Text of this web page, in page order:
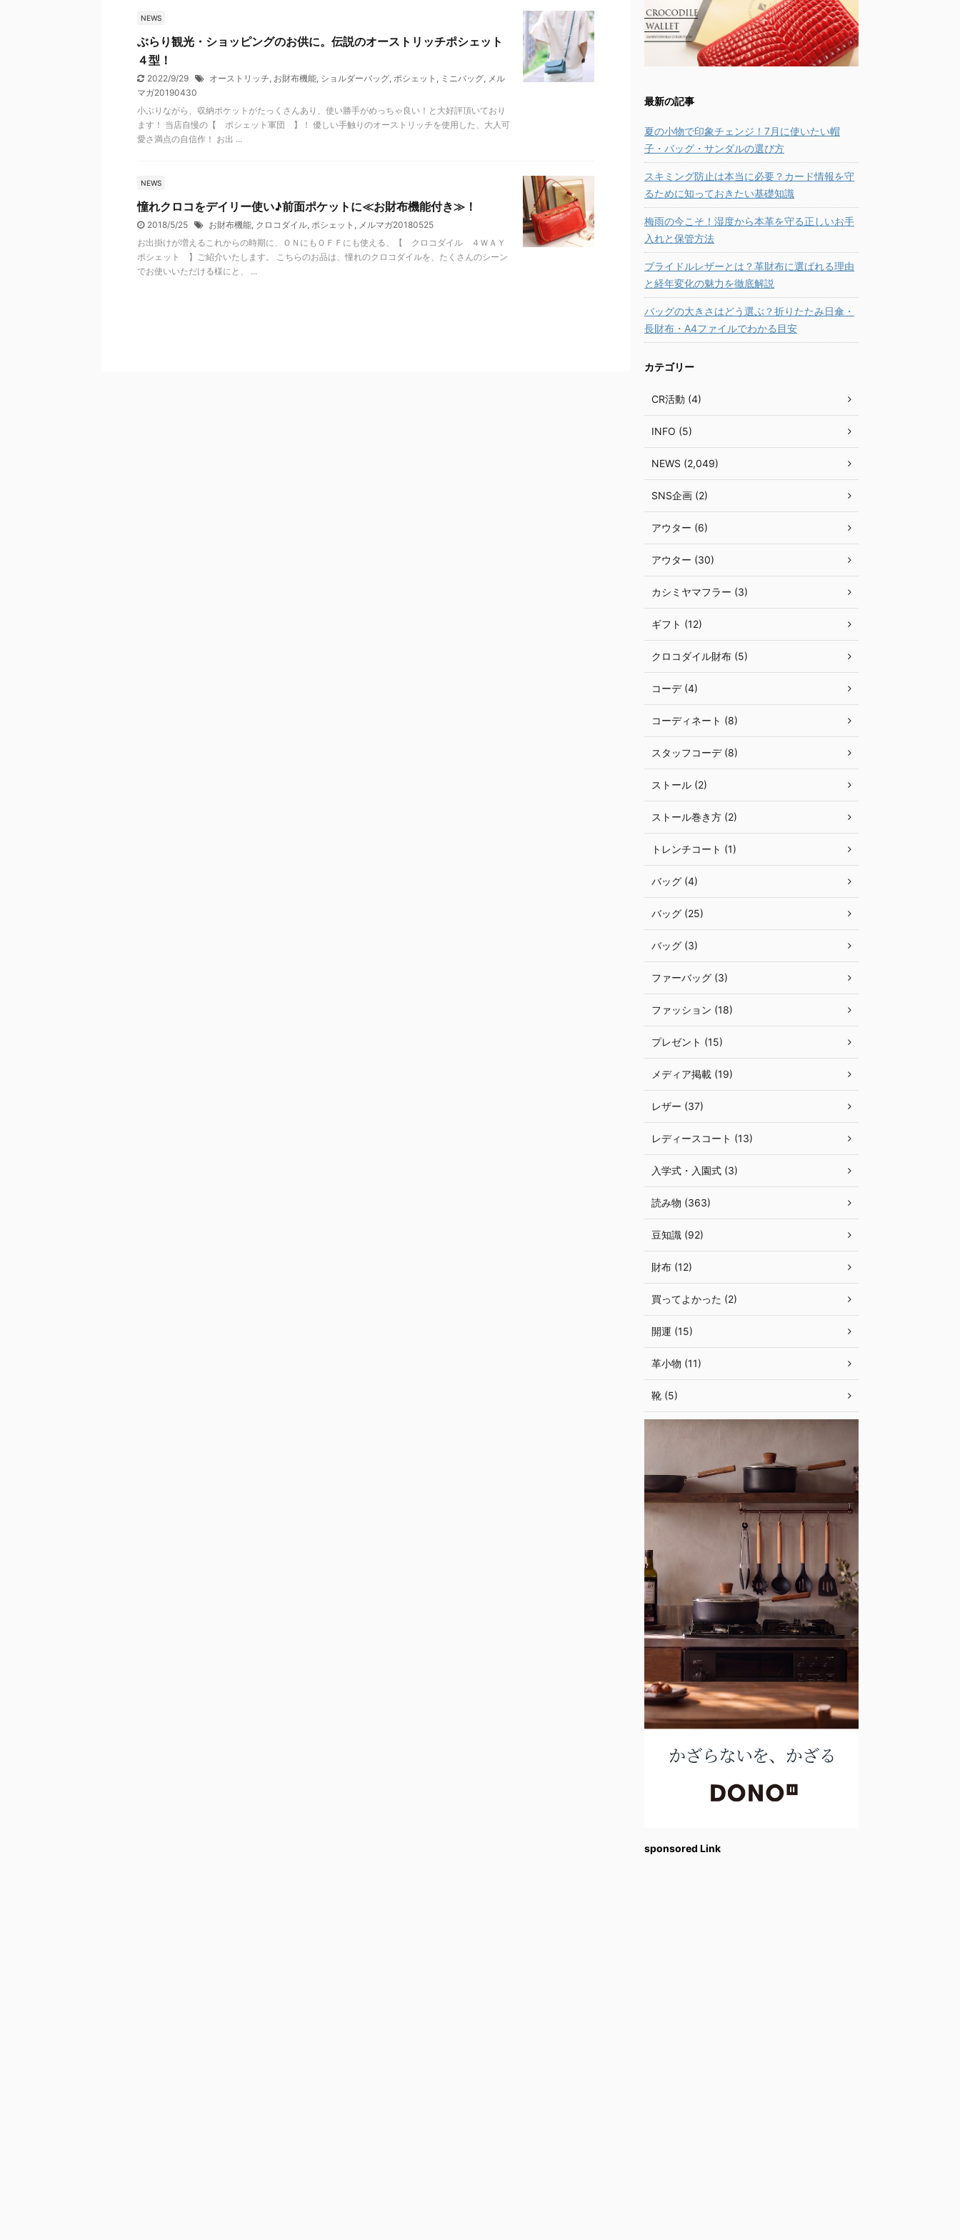
NEWS
ぶらり観光・ショッピングのお供に。伝説のオーストリッチポシェット
４型！
2022/9/29 オーストリッチ, お財布機能, ショルダーバッグ, ポシェット , ミニバッグ, メル
マガ20190430
小ぶりながら、収納ポケットがたっくさんあり、使い勝手がめっちゃ良い！と大好評頂いており
ます！ 当店自慢の【 ポシェット軍団 】！ 優しい手触りのオーストリッチを使用した、大人可
愛さ満点の自信作！ お出 ...
NEWS
憧れクロコをデイリー使い♪前面ポケットに≪お財布機能付き≫！
2018/5/25 お財布機能, クロコダイル, ポシェット , メルマガ20180525
お出掛けが増えるこれからの時期に、ＯＮにもＯＦＦにも使える、【 クロコダイル ４ＷＡＹ
ポシェット 】ご紹介いたします。 こちらのお品は、憧れのクロコダイルを、たくさんのシーン
でお使いいただける様にと、 ...
最新の記事
夏の小物で印象チェンジ！7月に使いたい帽
子・バッグ・サンダルの選び方
スキミング防止は本当に必要？カード情報を守
るために知っておきたい基礎知識
梅雨の今こそ！湿度から本革を守る正しいお手
入れと保管方法
ブライドルレザーとは？革財布に選ばれる理由
と経年変化の魅力を徹底解説
バッグの大きさはどう選ぶ？折りたたみ日傘・
長財布・A4ファイルでわかる目安
カテゴリー
CR活動 (4)
INFO (5)
NEWS (2,049)
SNS企画 (2)
アウター (6)
アウター (30)
カシミヤマフラー (3)
ギフト (12)
クロコダイル財布 (5)
コーデ (4)
コーディネート (8)
スタッフコーデ (8)
ストール (2)
ストール巻き方 (2)
トレンチコート (1)
バッグ (4)
バッグ (25)
バッグ (3)
ファーバッグ (3)
ファッション (18)
プレゼント (15)
メディア掲載 (19)
レザー (37)
レディースコート (13)
入学式・入園式 (3)
読み物 (363)
豆知識 (92)
財布 (12)
買ってよかった (2)
開運 (15)
革小物 (11)
靴 (5)
sponsored Link